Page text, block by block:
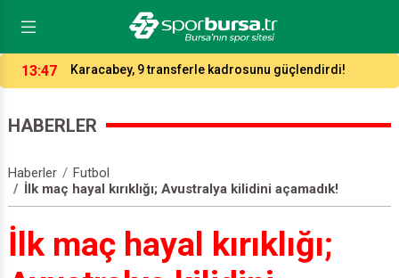
13:47 Karacabey, 9 transferle kadrosunu güçlendirdi!
HABERLER
Haberler
Futbol
İlk maç hayal kırıklığı; Avustralya kilidini açamadık!
İlk maç hayal kırıklığı;